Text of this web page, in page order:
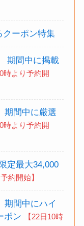
クーポン特集
期間中に掲載
時より予約開
期間中に厳選
時より予約開
定最大34,000
約開始】
期間中にハイ
ポン
【22日10時